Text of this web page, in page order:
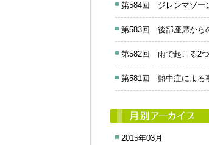
第584回 ジレンマゾー
第583回 後部座席から
第582回 雨で起こる2
第581回 熱中症による
2015年03月